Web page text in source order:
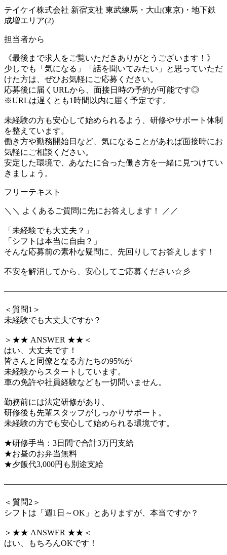
テイケイ株式会社 新宿支社 東武練馬・大山(東京)・地下鉄
成増エリア(2)
担当者から
《最後まで求人をご覧いただきありがとうございます！》
少しでも「気になる」「話を聞いてみたい」と思っていただ
けた方は、ぜひお気軽にご応募ください。
応募後に届くURLから、面接日時の予約が可能です◎
※URLは遅くとも1時間以内に届く予定です。
未経験の方も安心して始められるよう、研修やサポート体制
を整えています。
働き方や勤務開始日など、気になることがあれば面接時にお
気軽にご相談ください。
安定した環境で、あなたに合った働き方を一緒に見つけてい
きましょう。
フリーテキスト
＼＼ よくあるご質問に先にお答えします！ ／／
「未経験でも大丈夫？」
「シフトは本当に自由？」
そんな応募前の素朴な疑問に、先回りしてお答えします！
不安を解消してから、安心してご応募ください☆彡
＜質問1＞
未経験でも大丈夫ですか？
＞★★ ANSWER ★★＜
はい、大丈夫です！
皆さんと同僚となる方たちの95%が
未経験からスタートしています。
車の免許や社員経験なども一切問いません。
勤務前には法定研修があり、
研修後も先輩スタッフがしっかりサポート。
未経験の方でも安心して始められる環境です。
★研修手当：3日間で合計3万円支給
★お昼のお弁当無料
★夕飯代3,000円も別途支給
＜質問2＞
シフトは「週1日～OK」とありますが、本当ですか？
＞★★ ANSWER ★★＜
はい、もちろんOKです！